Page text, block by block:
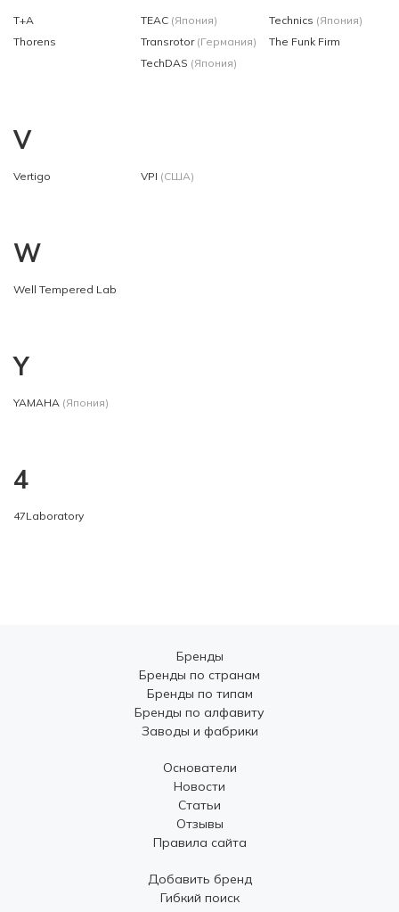
T+A
Thorens
TEAC (Япония)
Transrotor (Германия)
TechDAS (Япония)
Technics (Япония)
The Funk Firm
V
Vertigo VPI (США)
W
Well Tempered Lab
Y
YAMAHA (Япония)
4
47Laboratory
Бренды
Бренды по странам
Бренды по типам
Бренды по алфавиту
Заводы и фабрики
Основатели
Новости
Статьи
Отзывы
Правила сайта
Добавить бренд
Гибкий поиск